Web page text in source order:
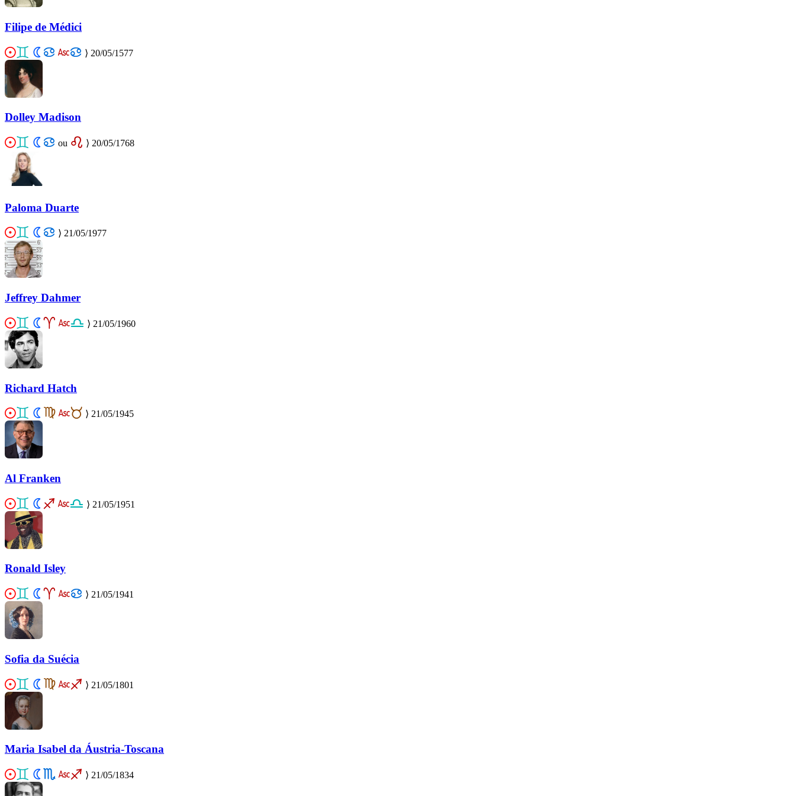
Filipe de Médici
⟩ 20/05/1577
Dolley Madison
ou ⟩ 20/05/1768
Paloma Duarte
⟩ 21/05/1977
Jeffrey Dahmer
⟩ 21/05/1960
Richard Hatch
⟩ 21/05/1945
Al Franken
⟩ 21/05/1951
Ronald Isley
⟩ 21/05/1941
Sofia da Suécia
⟩ 21/05/1801
Maria Isabel da Áustria-Toscana
⟩ 21/05/1834